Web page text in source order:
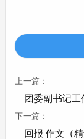
是一部《论语
原文
上一篇：
团委副书记工
下一篇：
回报 作文（精